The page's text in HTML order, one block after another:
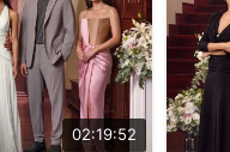
02:19:52